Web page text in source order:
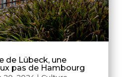
de Lübeck, une
pas de Hambourg